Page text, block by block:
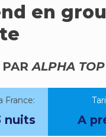
en
PARALPHA
France:
nuits A